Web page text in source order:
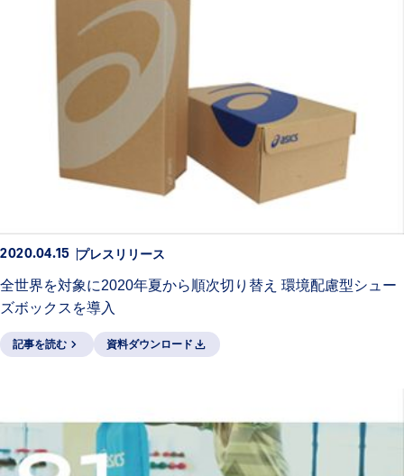
2020.04.15 プレスリリース
全世界を対象に2020年夏から順次切り替え 環境配慮型シュー
ズボックスを導入
記事を読む 資料ダウンロード